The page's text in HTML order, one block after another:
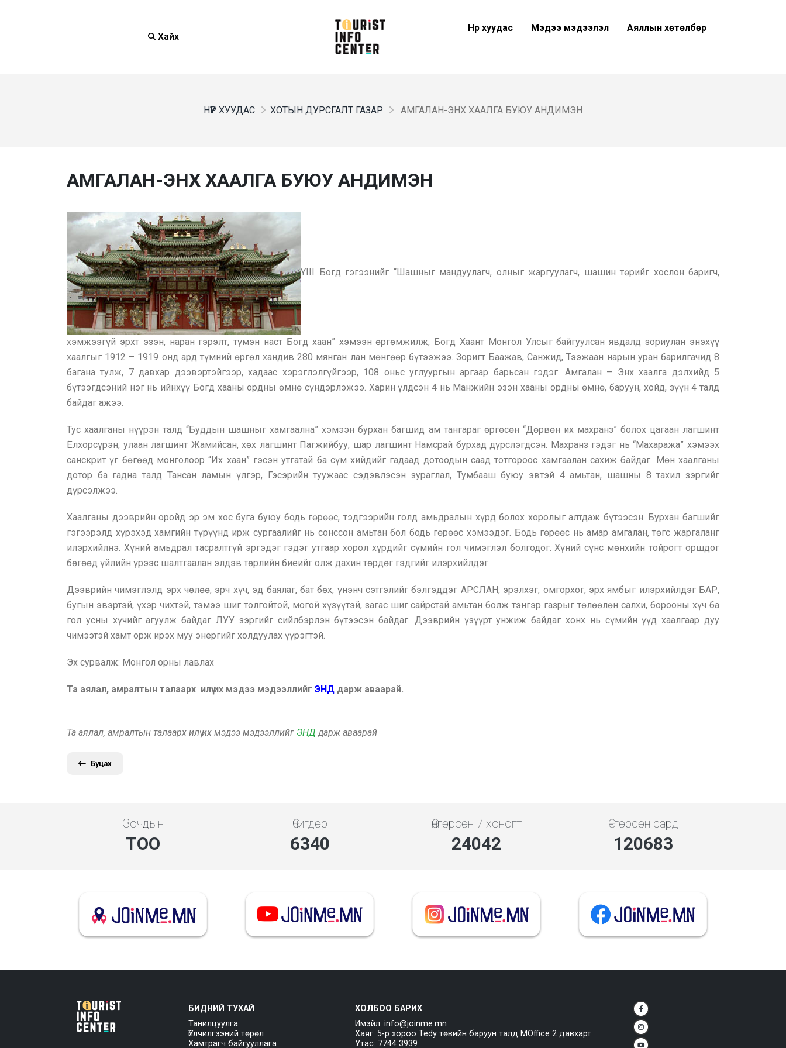
Хайх
Нүүр хуудас Мэдээ мэдээлэл Аяллын хөтөлбөр
НҮҮР ХУУДАС ХОТЫН ДУРСГАЛТ ГАЗАР АМГАЛАН-ЭНХ ХААЛГА БУЮУ АНДИМЭН
АМГАЛАН-ЭНХ ХААЛГА БУЮУ АНДИМЭН
YIII Богд гэгээнийг “Шашныг мандуулагч, олныг жаргуулагч, шашин төрийг хослон баригч,
хэмжээгүй эрхт эзэн, наран гэрэлт, түмэн наст Богд хаан” хэмээн өргөмжилж, Богд Хаант Монгол Улсыг байгуулсан явдалд зориулан энэхүү
хаалгыг 1912 – 1919 онд ард түмний өргөл хандив 280 мянган лан мөнгөөр бүтээжээ. Зоригт Баажав, Санжид, Тээжаан нарын уран барилгачид 8
багана тулж, 7 давхар дээвэртэйгээр, хадаас хэрэглэлгүйгээр, 108 оньс углуургын аргаар барьсан гэдэг. Амгалан – Энх хаалга дэлхийд 5
бүтээгдсэний нэг нь ийнхүү Богд хааны ордны өмнө сүндэрлэжээ. Харин үлдсэн 4 нь Манжийн эзэн хааны ордны өмнө, баруун, хойд, зүүн 4 талд
байдаг ажээ.
Тус хаалганы нүүрэн талд “Буддын шашныг хамгаална” хэмээн бурхан багшид ам тангараг өргөсөн “Дөрвөн их махранз” болох цагаан лагшинт
Ёлхорсүрэн, улаан лагшинт Жамийсан, хөх лагшинт Пагжийбуу, шар лагшинт Намсрай бурхад дүрслэгдсэн. Махранз гэдэг нь “Махаража” хэмээх
санскрит үг бөгөөд монголоор “Их хаан” гэсэн утгатай ба сүм хийдийг гадаад дотоодын саад тотгороос хамгаалан сахиж байдаг. Мөн хаалганы
дотор ба гадна талд Тансан ламын үлгэр, Гэсэрийн туужаас сэдэвлэсэн зураглал, Тумбааш буюу эвтэй 4 амьтан, шашны 8 тахил зэргийг
дүрсэлжээ.
Хаалганы дээврийн оройд эр эм хос буга буюу бодь гөрөөс, тэдгээрийн голд амьдралын хүрд болох хоролыг алтдаж бүтээсэн. Бурхан багшийг
гэгээрэлд хүрэхэд хамгийн түрүүнд ирж сургаалийг нь сонссон амьтан бол бодь гөрөөс хэмээдэг. Бодь гөрөөс нь амар амгалан, төгс жаргаланг
илэрхийлнэ. Хүний амьдрал тасралтгүй эргэдэг гэдэг утгаар хорол хүрдийг сүмийн гол чимэглэл болгодог. Хүний сүнс мөнхийн тойрогт оршдог
бөгөөд үйлийн үрээс шалтгаалан элдэв төрлийн биеийг олж дахин төрдөг гэдгийг илэрхийлдэг.
Дээврийн чимэглэлд эрх чөлөө, эрч хүч, эд баялаг, бат бөх, үнэнч сэтгэлийг бэлгэддэг АРСЛАН, эрэлхэг, омгорхог, эрх ямбыг илэрхийлдэг БАР,
бугын эвэртэй, үхэр чихтэй, тэмээ шиг толгойтой, могой хүзүүтэй, загас шиг сайрстай амьтан болж тэнгэр газрыг төлөөлөн салхи, борооны хүч ба
гол усны хүчийг агуулж байдаг ЛУУ зэргийг сийлбэрлэн бүтээсэн байдаг. Дээврийн үзүүрт унжиж байдаг хонх нь сүмийн үүд хаалгаар дуу
чимээтэй хамт орж ирэх муу энергийг холдуулах үүрэгтэй.
Эх сурвалж: Монгол орны лавлах
Та аялал, амралтын талаарх илүү их мэдээ мэдээллийг ЭНД дарж аваарай.
Та аялал, амралтын талаарх илүү их мэдээ мэдээллийг ЭНД дарж аваарай
Буцах
Зочдын
ТОО
Өчигдөр
7354
Өнгөрсөн 7 хоногт
27888
Өнгөрсөн сард
139992
БИДНИЙ ТУХАЙ
Танилцуулга
Үйлчилгээний төрөл
Хамтрагч байгууллага
ХОЛБОО БАРИХ
Имэйл: info@joinme.mn
Хаяг: 5-р хороо Tedy төвийн баруун талд MOffice 2 давхарт
Утас: 7744 3939